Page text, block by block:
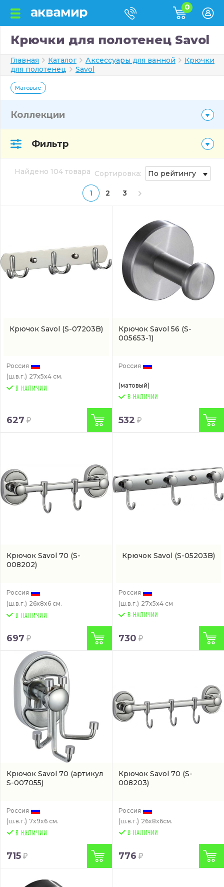
0
Крючки для полотенец Savol
Главная Каталог Аксессуары для ванной
Крючки
для полотенец
Savol
Матовые
Коллекции
Фильтр
Найдено 104 товара
1 2 3
Сортировка: По рейтингу
Крючок Savol (S-07203B)
Россия
(ш.в.г.) 27x5x4 см.
627
Крючок Savol 56 (S-
005653-1)
Россия
(матовый)
В НАЛИЧИИ
532
Крючок Savol 70 (S-
008202)
Россия
(ш.в.г.) 26x8x6 см.
697
Крючок Savol (S-05203B)
Россия
(ш.в.г.) 27x5x4 см
В НАЛИЧИИ
730
Крючок Savol 70 (артикул
S-007055)
Россия
(ш.в.г.) 7x9x6 см.
715
Крючок Savol 70 (S-
008203)
Россия
(ш.в.г.) 26x8x6см.
В НАЛИЧИИ
776